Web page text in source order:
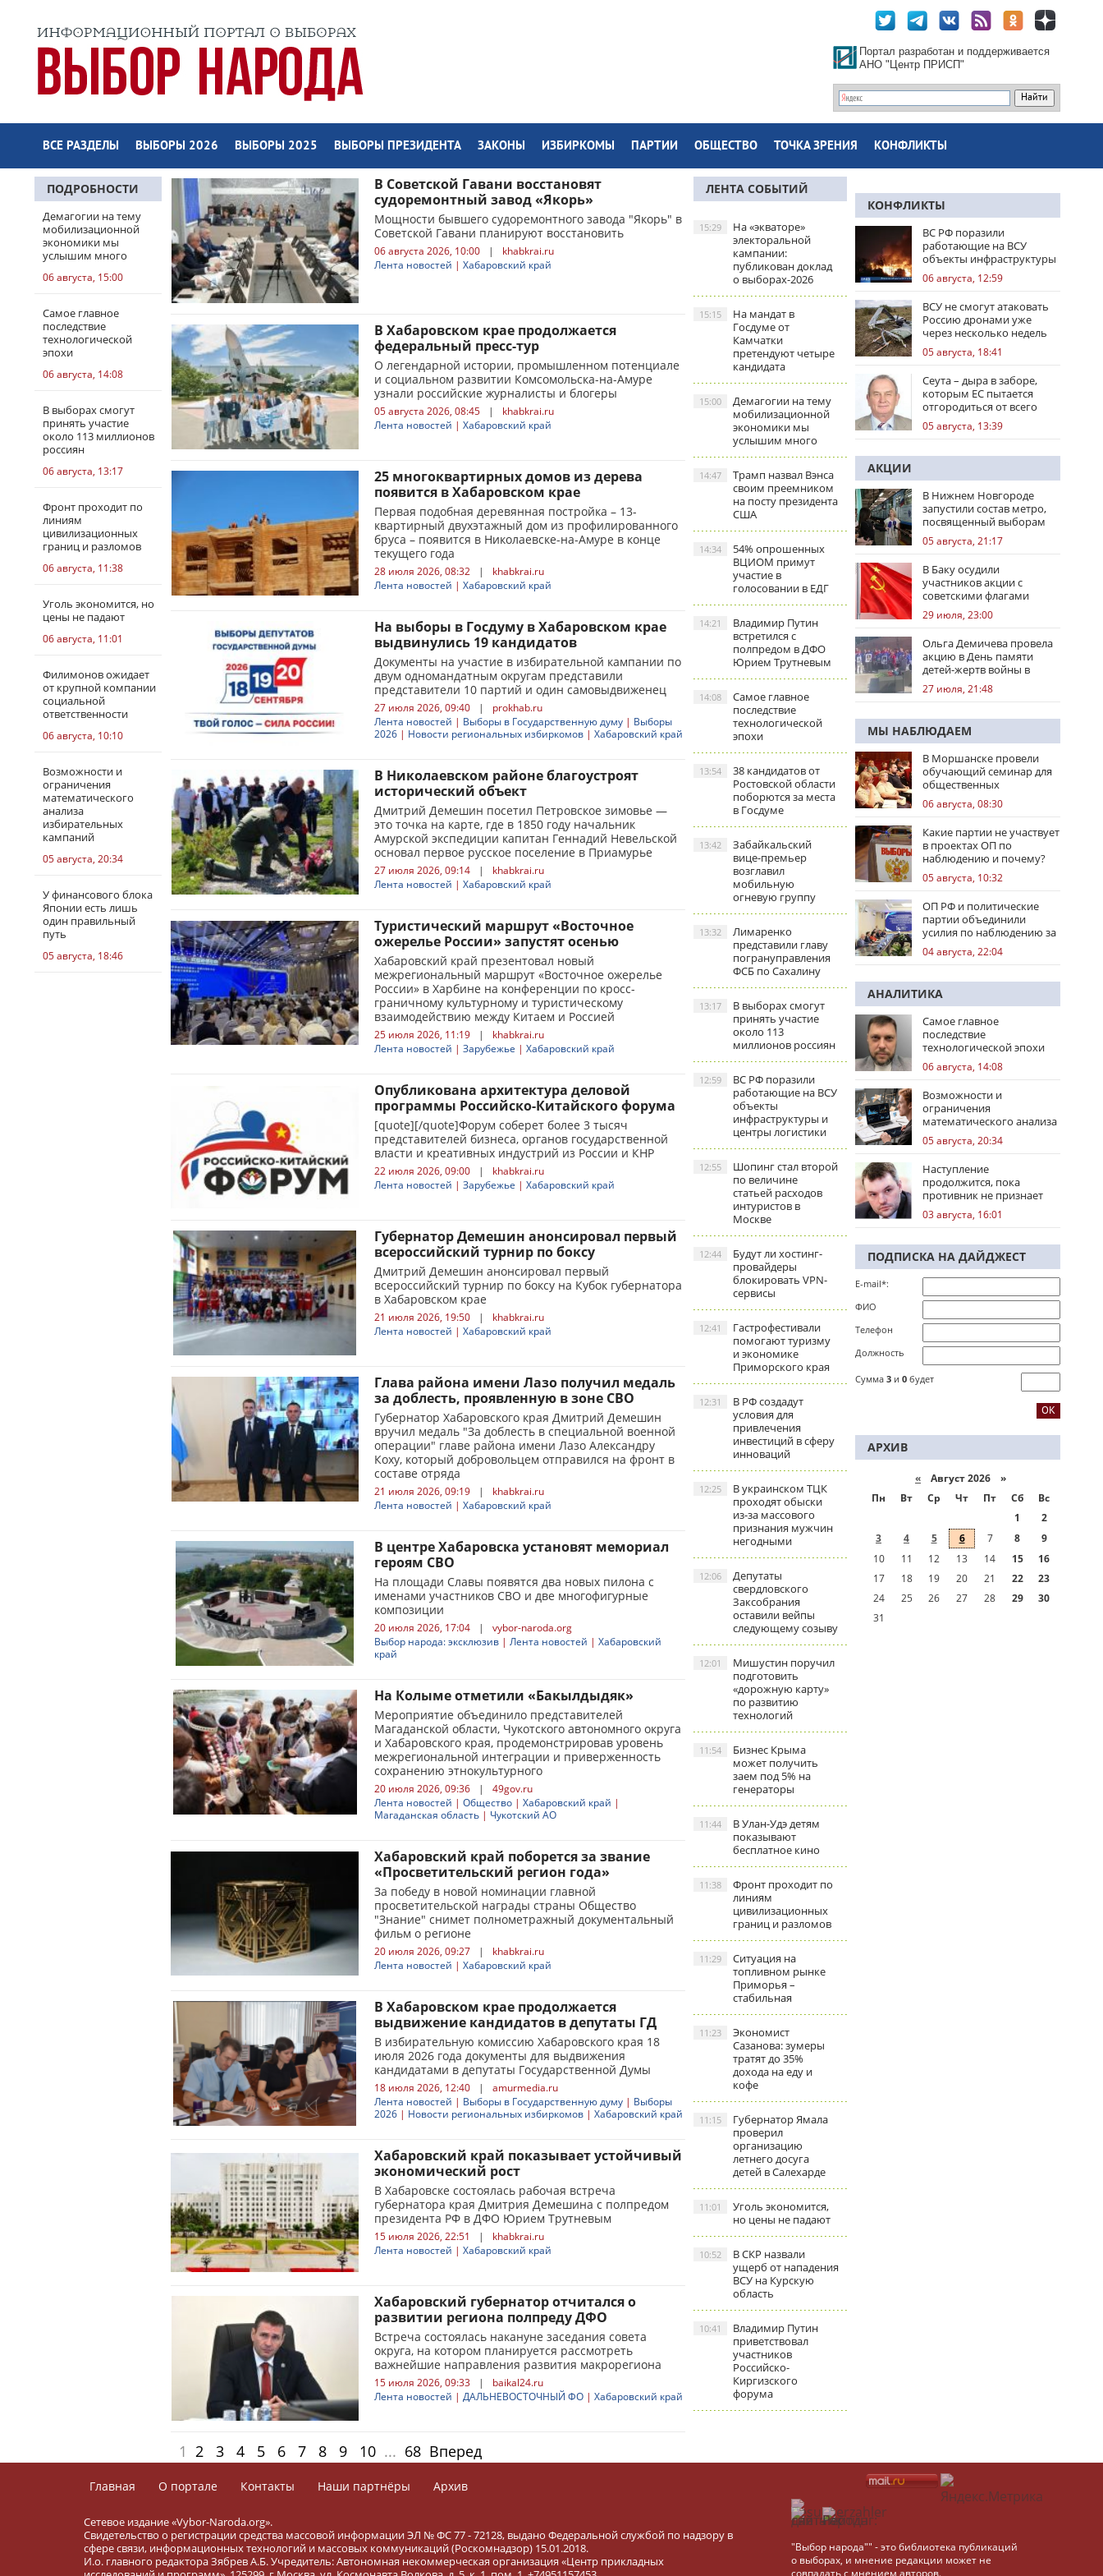
Портал разработан и поддерживается
АНО "Центр ПРИСП"
ВСЕ РАЗДЕЛЫ ВЫБОРЫ 2026 ВЫБОРЫ 2025 ВЫБОРЫ ПРЕЗИДЕНТА ЗАКОНЫ ИЗБИРКОМЫ ПАРТИИ ОБЩЕСТВО ТОЧКА ЗРЕНИЯ КОНФЛИКТЫ
ПОДРОБНОСТИ
Демагогии на тему
мобилизационной
экономики мы
услышим много
06 августа, 15:00
Самое главное
последствие
технологической
эпохи
06 августа, 14:08
В выборах смогут
принять участие
около 113 миллионов
россиян
06 августа, 13:17
Фронт проходит по
линиям
цивилизационных
границ и разломов
06 августа, 11:38
Уголь экономится, но
цены не падают
06 августа, 11:01
Филимонов ожидает
от крупной компании
социальной
ответственности
06 августа, 10:10
Возможности и
ограничения
математического
анализа
избирательных
кампаний
05 августа, 20:34
У финансового блока
Японии есть лишь
один правильный
путь
05 августа, 18:46
В Советской Гавани восстановят
судоремонтный завод «Якорь»
Мощности бывшего судоремонтного завода "Якорь" в
Советской Гавани планируют восстановить
06 августа 2026, 10:00 |
khabkrai.ru
Лента новостей | Хабаровский край
В Хабаровском крае продолжается
федеральный пресс-тур
О легендарной истории, промышленном потенциале
и социальном развитии Комсомольска-на-Амуре
узнали российские журналисты и блогеры
05 августа 2026, 08:45 |
khabkrai.ru
Лента новостей | Хабаровский край
25 многоквартирных домов из дерева
появится в Хабаровском крае
Первая подобная деревянная постройка – 13-
квартирный двухэтажный дом из профилированного
бруса – появится в Николаевске-на-Амуре в конце
текущего года
28 июля 2026, 08:32 |
khabkrai.ru
Лента новостей | Хабаровский край
На выборы в Госдуму в Хабаровском крае
выдвинулись 19 кандидатов
Документы на участие в избирательной кампании по
двум одномандатным округам представили
представители 10 партий и один самовыдвиженец
27 июля 2026, 09:40 |
prokhab.ru
Лента новостей | Выборы в Государственную думу | Выборы
2026 | Новости региональных избиркомов | Хабаровский край
В Николаевском районе благоустроят
исторический объект
Дмитрий Демешин посетил Петровское зимовье —
это точка на карте, где в 1850 году начальник
Амурской экспедиции капитан Геннадий Невельской
основал первое русское поселение в Приамурье
27 июля 2026, 09:14 |
khabkrai.ru
Лента новостей | Хабаровский край
Туристический маршрут «Восточное
ожерелье России» запустят осенью
Хабаровский край презентовал новый
межрегиональный маршрут «Восточное ожерелье
России» в Харбине на конференции по кросс-
граничному культурному и туристическому
взаимодействию между Китаем и Россией
25 июля 2026, 11:19 |
khabkrai.ru
Лента новостей | Зарубежье | Хабаровский край
Опубликована архитектура деловой
программы Российско-Китайского форума
[quote][/quote]Форум соберет более 3 тысяч
представителей бизнеса, органов государственной
власти и креативных индустрий из России и КНР
22 июля 2026, 09:00 |
khabkrai.ru
Лента новостей | Зарубежье | Хабаровский край
Губернатор Демешин анонсировал первый
всероссийский турнир по боксу
Дмитрий Демешин анонсировал первый
всероссийский турнир по боксу на Кубок губернатора
в Хабаровском крае
21 июля 2026, 19:50 |
khabkrai.ru
Лента новостей | Хабаровский край
Глава района имени Лазо получил медаль
за доблесть, проявленную в зоне СВО
Губернатор Хабаровского края Дмитрий Демешин
вручил медаль "За доблесть в специальной военной
операции" главе района имени Лазо Александру
Коху, который добровольцем отправился на фронт в
составе отряда
21 июля 2026, 09:19 |
khabkrai.ru
Лента новостей | Хабаровский край
В центре Хабаровска установят мемориал
героям СВО
На площади Славы появятся два новых пилона с
именами участников СВО и две многофигурные
композиции
20 июля 2026, 17:04 |
vybor-naroda.org
Выбор народа: эксклюзив | Лента новостей | Хабаровский
край
На Колыме отметили «Бакылдыдяк»
Мероприятие объединило представителей
Магаданской области, Чукотского автономного округа
и Хабаровского края, продемонстрировав уровень
межрегиональной интеграции и приверженность
сохранению этнокультурного
20 июля 2026, 09:36 |
49gov.ru
Лента новостей | Общество | Хабаровский край |
Магаданская область | Чукотский АО
Хабаровский край поборется за звание
«Просветительский регион года»
За победу в новой номинации главной
просветительской награды страны Общество
"Знание" снимет полнометражный документальный
фильм о регионе
20 июля 2026, 09:27 |
khabkrai.ru
Лента новостей | Хабаровский край
В Хабаровском крае продолжается
выдвижение кандидатов в депутаты ГД
В избирательную комиссию Хабаровского края 18
июля 2026 года документы для выдвижения
кандидатами в депутаты Государственной Думы
18 июля 2026, 12:40 |
amurmedia.ru
Лента новостей | Выборы в Государственную думу | Выборы
2026 | Новости региональных избиркомов | Хабаровский край
Хабаровский край показывает устойчивый
экономический рост
В Хабаровске состоялась рабочая встреча
губернатора края Дмитрия Демешина с полпредом
президента РФ в ДФО Юрием Трутневым
15 июля 2026, 22:51 |
khabkrai.ru
Лента новостей | Хабаровский край
Хабаровский губернатор отчитался о
развитии региона полпреду ДФО
Встреча состоялась накануне заседания совета
округа, на котором планируется рассмотреть
важнейшие направления развития макрорегиона
15 июля 2026, 09:33 |
baikal24.ru
Лента новостей | ДАЛЬНЕВОСТОЧНЫЙ ФО | Хабаровский край
1 2 3 4 5 6 7 8 9 10 ... 68 Вперед
ЛЕНТА СОБЫТИЙ
На «экваторе»
электоральной
кампании:
публикован доклад
о выборах-2026
15:29
На мандат в
Госдуме от
Камчатки
претендуют четыре
кандидата
15:15
Демагогии на тему
мобилизационной
экономики мы
услышим много
15:00
Трамп назвал Вэнса
своим преемником
на посту президента
США
14:47
54% опрошенных
ВЦИОМ примут
участие в
голосовании в ЕДГ
14:34
Владимир Путин
встретился с
полпредом в ДФО
Юрием Трутневым
14:21
Самое главное
последствие
технологической
эпохи
14:08
38 кандидатов от
Ростовской области
поборются за места
в Госдуме
13:54
Забайкальский
вице-премьер
возглавил
мобильную
огневую группу
13:42
Лимаренко
представили главу
погрануправления
ФСБ по Сахалину
13:32
В выборах смогут
принять участие
около 113
миллионов россиян
13:17
ВС РФ поразили
работающие на ВСУ
объекты
инфраструктуры и
центры логистики
12:59
Шопинг стал второй
по величине
статьей расходов
интуристов в
Москве
12:55
Будут ли хостинг-
провайдеры
блокировать VPN-
сервисы
12:44
Гастрофестивали
помогают туризму
и экономике
Приморского края
12:41
В РФ создадут
условия для
привлечения
инвестиций в сферу
инноваций
12:31
В украинском ТЦК
проходят обыски
из-за массового
признания мужчин
негодными
12:25
Депутаты
свердловского
Заксобрания
оставили вейпы
следующему созыву
12:06
Мишустин поручил
подготовить
«дорожную карту»
по развитию
технологий
12:01
Бизнес Крыма
может получить
заем под 5% на
генераторы
11:54
В Улан-Удэ детям
показывают
бесплатное кино
11:44
Фронт проходит по
линиям
цивилизационных
границ и разломов
11:38
Ситуация на
топливном рынке
Приморья –
стабильная
11:29
Экономист
Сазанова: зумеры
тратят до 35%
дохода на еду и
кофе
11:23
Губернатор Ямала
проверил
организацию
летнего досуга
детей в Салехарде
11:15
Уголь экономится,
но цены не падают
11:01
В СКР назвали
ущерб от нападения
ВСУ на Курскую
область
10:52
Владимир Путин
приветствовал
участников
Российско-
Киргизского
форума
10:41
КОНФЛИКТЫ
ВС РФ поразили
работающие на ВСУ
объекты инфраструктуры
и центры логистики
06 августа, 12:59
ВСУ не смогут атаковать
Россию дронами уже
через несколько недель
05 августа, 18:41
Сеута – дыра в заборе,
которым ЕС пытается
отгородиться от всего
мира
05 августа, 13:39
АКЦИИ
В Нижнем Новгороде
запустили состав метро,
посвященный выборам
05 августа, 21:17
В Баку осудили
участников акции с
советскими флагами
29 июля, 23:00
Ольга Демичева провела
акцию в День памяти
детей-жертв войны в
Донбассе
27 июля, 21:48
МЫ НАБЛЮДАЕМ
В Моршанске провели
обучающий семинар для
общественных
наблюдателей
06 августа, 08:30
Какие партии не участвует
в проектах ОП по
наблюдению и почему?
05 августа, 10:32
ОП РФ и политические
партии объединили
усилия по наблюдению за
выборами
04 августа, 22:04
АНАЛИТИКА
Самое главное
последствие
технологической эпохи
06 августа, 14:08
Возможности и
ограничения
математического анализа
избирательных кампаний
05 августа, 20:34
Наступление
продолжится, пока
противник не признает
стратегическое
поражение
03 августа, 16:01
ПОДПИСКА НА ДАЙДЖЕСТ
E-mail*:
ФИО
Телефон
Должность
Сумма 3 и 0 будет
АРХИВ
« Август 2026 »
Пн
Вт Ср Чт Пт Сб
Вс
1
2
3
4 5 6 7 8
9
10
11 12 13 14 15
16
17
18 19 20 21 22
23
24
25 26 27 28 29
30
31
Главная О портале Контакты Наши партнёры Архив
Сетевое издание «Vybor-Naroda.org».
Свидетельство о регистрации средства массовой информации ЭЛ № ФС 77 - 72128, выдано Федеральной службой по надзору в
сфере связи, информационных технологий и массовых коммуникаций (Роскомнадзор) 15.01.2018.
И.о. главного редактора Зябрев А.Б. Учредитель: Автономная некоммерческая организация «Центр прикладных
"Выбор народа"" - это библиотека публикаций
о выборах, и мнение редакции может не
совпадать с мнением авторов.